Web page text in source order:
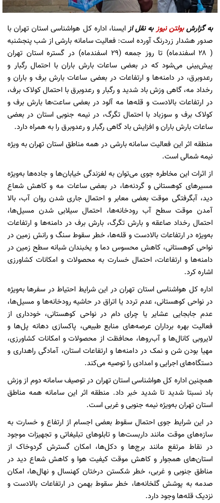
به گزارشبولتن نیوزبه نقل ازایسنا، اداره کل هواشناسی استان تهران با
صدور هشدار زردرنگ آورده است: فعالیت سامانه بارشی از شب پنجشنبه
( ۲۸ اسفندماه) تا روز جمعه (۲۹ اسفندماه) در گستره استان تهران
پیش‌بینی می‌شود که در بعضی ساعات بارش باران با احتمال رگبار و
رعدوبرق، در دامنه‌ها و ارتفاعات در بعضی ساعات بارش برف و باران و
رخداد مه، گاهی وزش باد شدید و رگبار و رعدوبرق با احتمال کولاک برف،
در ارتفاعات بالادست و قله‌ها مه آلود در بعضی ساعت‌ها بارش برف و
کولاک برف و سوزباد با احتمال تگرگ، در نیمه جنوبی استان در بعضی
ساعات بارش باران و افزایش باد گاهی رگبار و رعدوبرق را به همراه دارد.
منطقه اثر این فعالیت سامانه بارشی در همه مناطق استان تهران به ویژه
نیمه شمالی است.
از اثرات این مخاطره جوی می‌توان به لغزندگی خیابان‌ها و جاده‌ها به‌ویژه
مسیرهای کوهستانی و گردنه‌ها، در بعضی ساعات مه و کاهش شعاع
دید، آبگرفتگی موقت بعضی معابر و احتمال جاری شدن روان آب، بالا
آمدن موقت سطح آب رودخانه‌ها، احتمال سیلابی شدن مسیل‌ها،
احتمال رخداد صاعقه و بارش تگرگ، بارش برف در دامنه‌ها و ارتفاعات
به‌ویژه در ارتفاعات بالادست و قله‌ها، خطر سقوط سنگ و رانش زمین در
نواحی کوهستانی، کاهش محسوس دما و یخبندان شبانه سطح زمین در
دامنه‌ها و ارتفاعات، احتمال خسارت به محصولات و امکانات کشاورزی
اشاره کرد.
اداره کل هواشناسی استان تهران در این شرایط احتیاط در سفرها به‌ویژه
در نواحی کوهستانی، عدم تردد یا اتراق در حاشیه رودخانه‌ها و مسیل‌ها،
عدم جابجایی عشایر یا چرای دام در نواحی کوهستانی، خودداری از
فعالیت بهره برداران عرصه‌های منابع طبیعی، پاکسازی دهانه پل‌ها و
لایروبی کانال‌ها و آب‌روها، محافظت از محصولات و امکانات کشاورزی،
مهیا بودن شن و نمک در دامنه‌ها و ارتفاعات استان، آمادگی راهداری و
دستگاه‌های اجرایی و امدادی را توصیه می‌کند.
همچنین اداره کل هواشناسی استان تهران در توصیف سامانه دوم از وزش
باد نسبتا شدید تا شدید خبر داد. منطقه اثر این سامانه همه مناطق
استان تهران به‌ویژه نیمه جنوبی و غربی است‌.
در این شرایط جوی احتمال سقوط بعضی اجسام از ارتفاع و خسارت به
سازه‌های موقت مانند داربست‌ها و تابلوهای تبلیغاتی و تجهیزات موجود
در نقاط مرتفع مانند برج‌ها و دکل‌ها، امکان گسترش گردوخاک از
استان‌های همجوار و کاهش موقت کیفیت هوا و کاهش شعاع دید در
مناطق جنوبی و غربی، خطر شکستن درختان کهنسال و نهال‌ها، امکان
صدمه به پوشش گلخانه‌ها، خطر سقوط بهمن در ارتفاعات بالادست و
نزدیک قله‌ها وجود دارد.